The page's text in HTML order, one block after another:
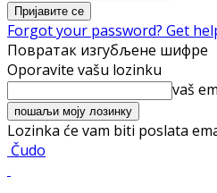
Forgot your password? Get
Повратак изгубљене шифре
Oporavite vašu lozinku
vaš
Lozinka će vam biti poslata
Čudo